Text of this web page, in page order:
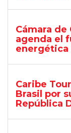
Cámara de
agenda el
energética
Caribe
Brasil por
República